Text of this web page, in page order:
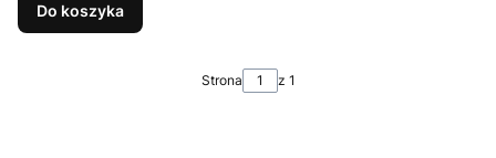
Do koszyka
Strona z 1